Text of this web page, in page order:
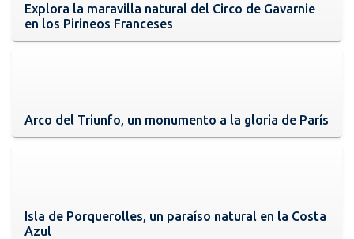
Explora la maravilla natural del Circo de Gavarnie
en los Pirineos Franceses
Arco del Triunfo, un monumento a la gloria de París
Isla de Porquerolles, un paraíso natural en la Costa
Azul